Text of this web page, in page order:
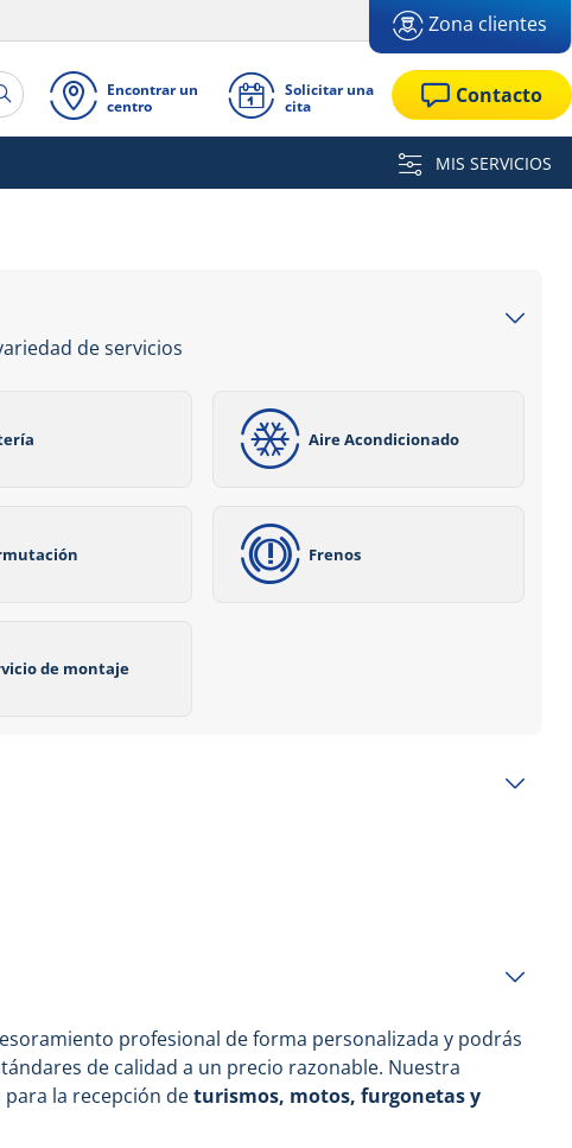
Zona clientes
Encontrar un
centro
Solicitar una
cita
Contacto
MIS SERVICIOS
de servicios
Aire Acondicionado
Frenos
de montaje
profesional de forma personalizada y podrás
de calidad a un precio razonable. Nuestra
para la recepción deturismos, motos, furgonetas y